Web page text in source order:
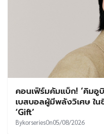
คอนเฟิร์มคัมแบ็ก! ‘คิมอู
เบสบอลผู้มีพลังวิเศษ ใ
‘Gift’
BykorseriesOn05/08/2026